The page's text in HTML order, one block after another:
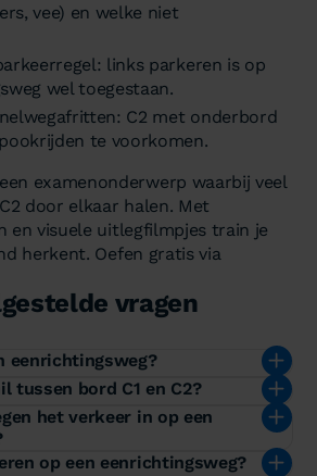
vee) en welke niet
links parkeren is op
wel toegestaan.
C2 met onderbord
te voorkomen.
examenonderwerp waarbij veel
door elkaar halen. Met
en visuele uitlegfilmpjes train je
herkent. Oefen gratis via
vragen
eenrichtingsweg?
tussen bord C1 en C2?
het verkeer in op een
op een eenrichtingsweg?